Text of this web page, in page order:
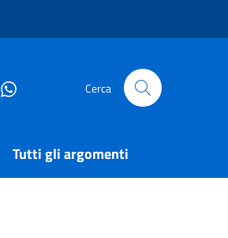
Cerca
Tutti gli argomenti